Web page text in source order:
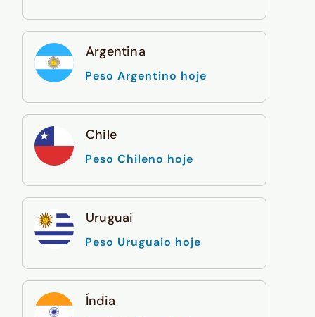
Argentina
Peso Argentino hoje
Chile
Peso Chileno hoje
Uruguai
Peso Uruguaio hoje
Índia